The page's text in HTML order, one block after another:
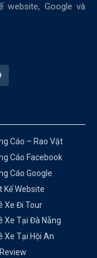
website, Google và
Cáo – Rao Vặt
Cáo Facebook
Cáo Google
Kế Website
Xe Đi Tour
Xe Tại Đà Nẵng
Xe Tại Hội An